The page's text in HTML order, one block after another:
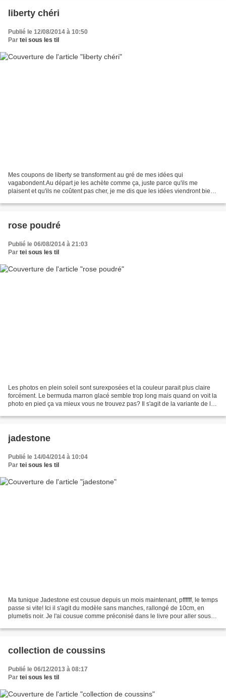
liberty chéri
Publié le 12/08/2014 à 10:50
Par tei sous les til
Mes coupons de liberty se transforment au gré de mes idées qui
vagabondent.Au départ je les achète comme ça, juste parce qu'ils me
plaisent et qu'ils ne coûtent pas cher, je me dis que les idées viendront bien
rose poudré
Publié le 06/08/2014 à 21:03
Par tei sous les til
Les photos en plein soleil sont surexposées et la couleur parait plus claire
forcément. Le bermuda marron glacé semble trop long mais quand on voit la
photo en pied ça va mieux vous ne trouvez pas? Il s'agit de la variante de la
jadestone
Publié le 14/04/2014 à 10:04
Par tei sous les til
Ma tunique Jadestone est cousue depuis un mois maintenant, pffffff, le temps
passe si vite! Ici il s'agit du modèle sans manches, rallongé de 10cm, en
plumetis noir. Je l'ai cousue comme préconisé dans le livre pour aller sous
collection de coussins
Publié le 06/12/2013 à 08:17
Par tei sous les til